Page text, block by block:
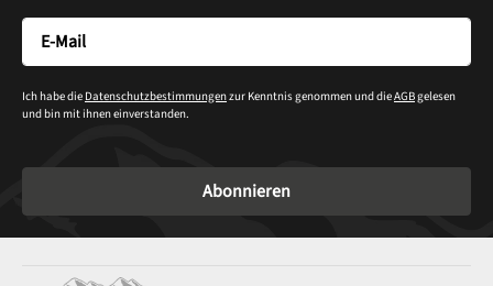
Ich habe die Datenschutzbestimmungenzur Kenntnis genommen und dieAGBgelesen
und bin mit ihnen einverstanden.
Abonnieren